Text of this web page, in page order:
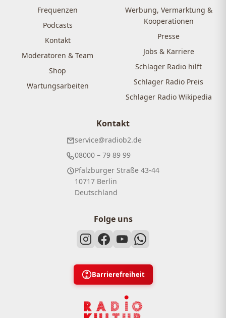
Frequenzen
Podcasts
Kontakt
Moderatoren & Team
Shop
Wartungsarbeiten
Werbung, Vermarktung &
Kooperationen
Presse
Jobs & Karriere
Schlager Radio hilft
Schlager Radio Preis
Schlager Radio Wikipedia
Kontakt
service@radiob2.de
08000 – 79 89 99
Pfalzburger Straße 43-44
10717 Berlin
Deutschland
Folge uns
Barrierefreiheit